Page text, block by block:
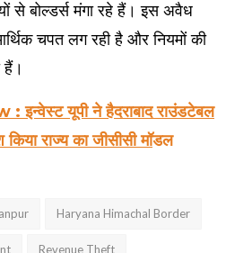
से बोल्डर्स मंगा रहे हैं। इस अवैध
चपत लग रही है और नियमों की
हैं।
इन्वेस्ट यूपी ने हैदराबाद राउंडटेबल
राज्य का जीसीसी मॉडल
Haryana Himachal Border
Revenue Theft